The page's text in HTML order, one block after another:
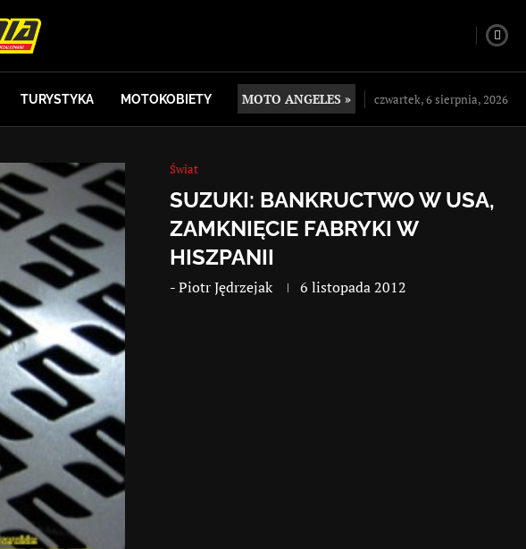
TURYSTYKA MOTOKOBIETY MOTO ANGELES » czwartek, 6 sierpnia, 2026
Świat
SUZUKI: BANKRUCTWO W USA,
ZAMKNIĘCIE FABRYKI W
HISZPANII
-Piotr Jędrzejak 6 listopada 2012